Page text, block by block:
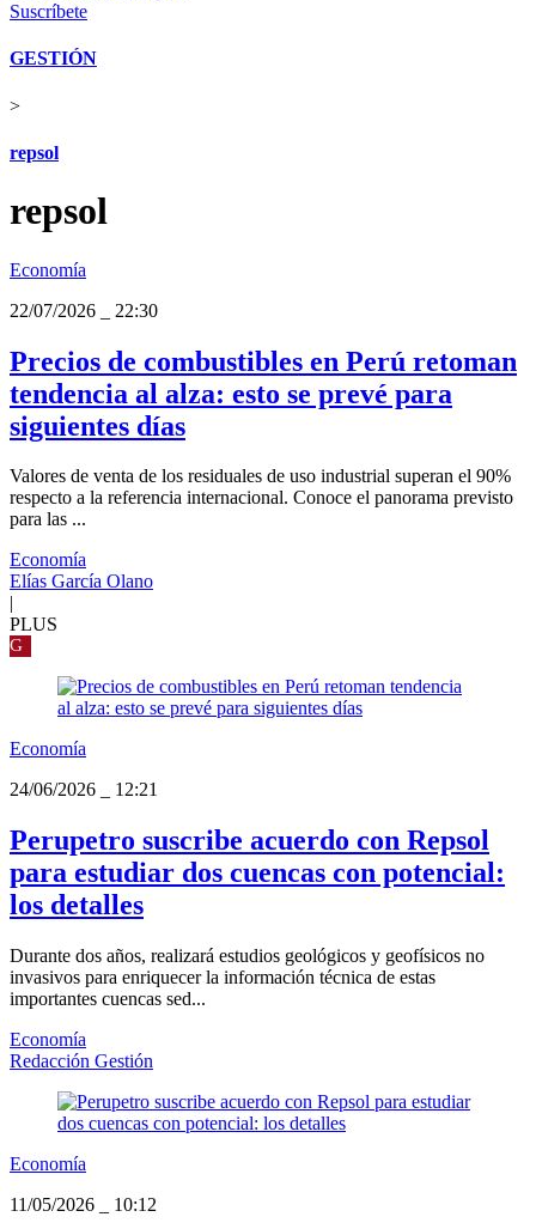
Suscríbete
GESTIÓN
>
repsol
repsol
Economía
22/07/2026
22:30
Precios de combustibles en Perú retoman
tendencia al alza: esto se prevé para
siguientes días
Valores de venta de los residuales de uso industrial superan el 90%
respecto a la referencia internacional. Conoce el panorama previsto
para las ...
Economía
Elías García Olano
PLUS
G
Economía
24/06/2026
12:21
Perupetro suscribe acuerdo con Repsol
para estudiar dos cuencas con potencial:
los detalles
Durante dos años, realizará estudios geológicos y geofísicos no
invasivos para enriquecer la información técnica de estas
importantes cuencas sed...
Economía
Redacción Gestión
Economía
11/05/2026
10:12